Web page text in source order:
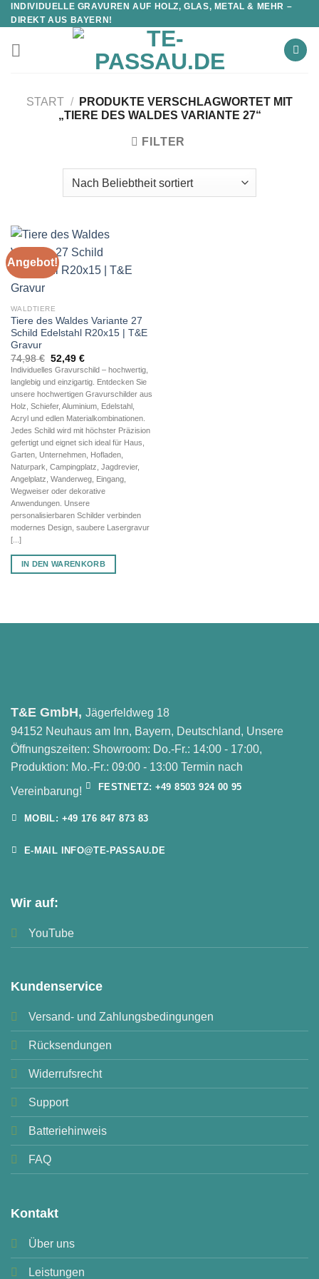
INDIVIDUELLE GRAVUREN AUF HOLZ, GLAS, METAL & MEHR –
DIREKT AUS BAYERN!
START /
PRODUKTE VERSCHLAGWORTET MIT
„TIERE DES WALDES VARIANTE 27“
FILTER
Angebot!
WALDTIERE
Tiere des Waldes Variante 27
Schild Edelstahl R20x15 | T&E
Gravur
74,98€ Ursprünglicher
Preis
war:
74,98 €
52,49 €Aktueller
Preis
ist:
52,49 €.
Individuelles Gravurschild – hochwertig,
langlebig und einzigartig. Entdecken Sie
unsere hochwertigen Gravurschilder aus
Holz, Schiefer, Aluminium, Edelstahl,
Acryl und edlen Materialkombinationen.
Jedes Schild wird mit höchster Präzision
gefertigt und eignet sich ideal für Haus,
Garten, Unternehmen, Hofladen,
Naturpark, Campingplatz, Jagdrevier,
Angelplatz, Wanderweg, Eingang,
Wegweiser oder dekorative
Anwendungen. Unsere
personalisierbaren Schilder verbinden
modernes Design, saubere Lasergravur
[...]
IN DEN WARENKORB
T&E GmbH, Jägerfeldweg 18
94152 Neuhaus am Inn, Bayern, Deutschland, Unsere
Öffnungszeiten: Showroom: Do.-Fr.: 14:00 - 17:00,
Produktion: Mo.-Fr.: 09:00 - 13:00 Termin nach
Vereinbarung!
FESTNETZ: +49 8503 924 00 95
MOBIL: +49 176 847 873 83
E-MAIL INFO@TE-PASSAU.DE
Wir auf:
YouTube
Kundenservice
Versand- und Zahlungsbedingungen
Rücksendungen
Widerrufsrecht
Support
Batteriehinweis
FAQ
Kontakt
Über uns
Leistungen